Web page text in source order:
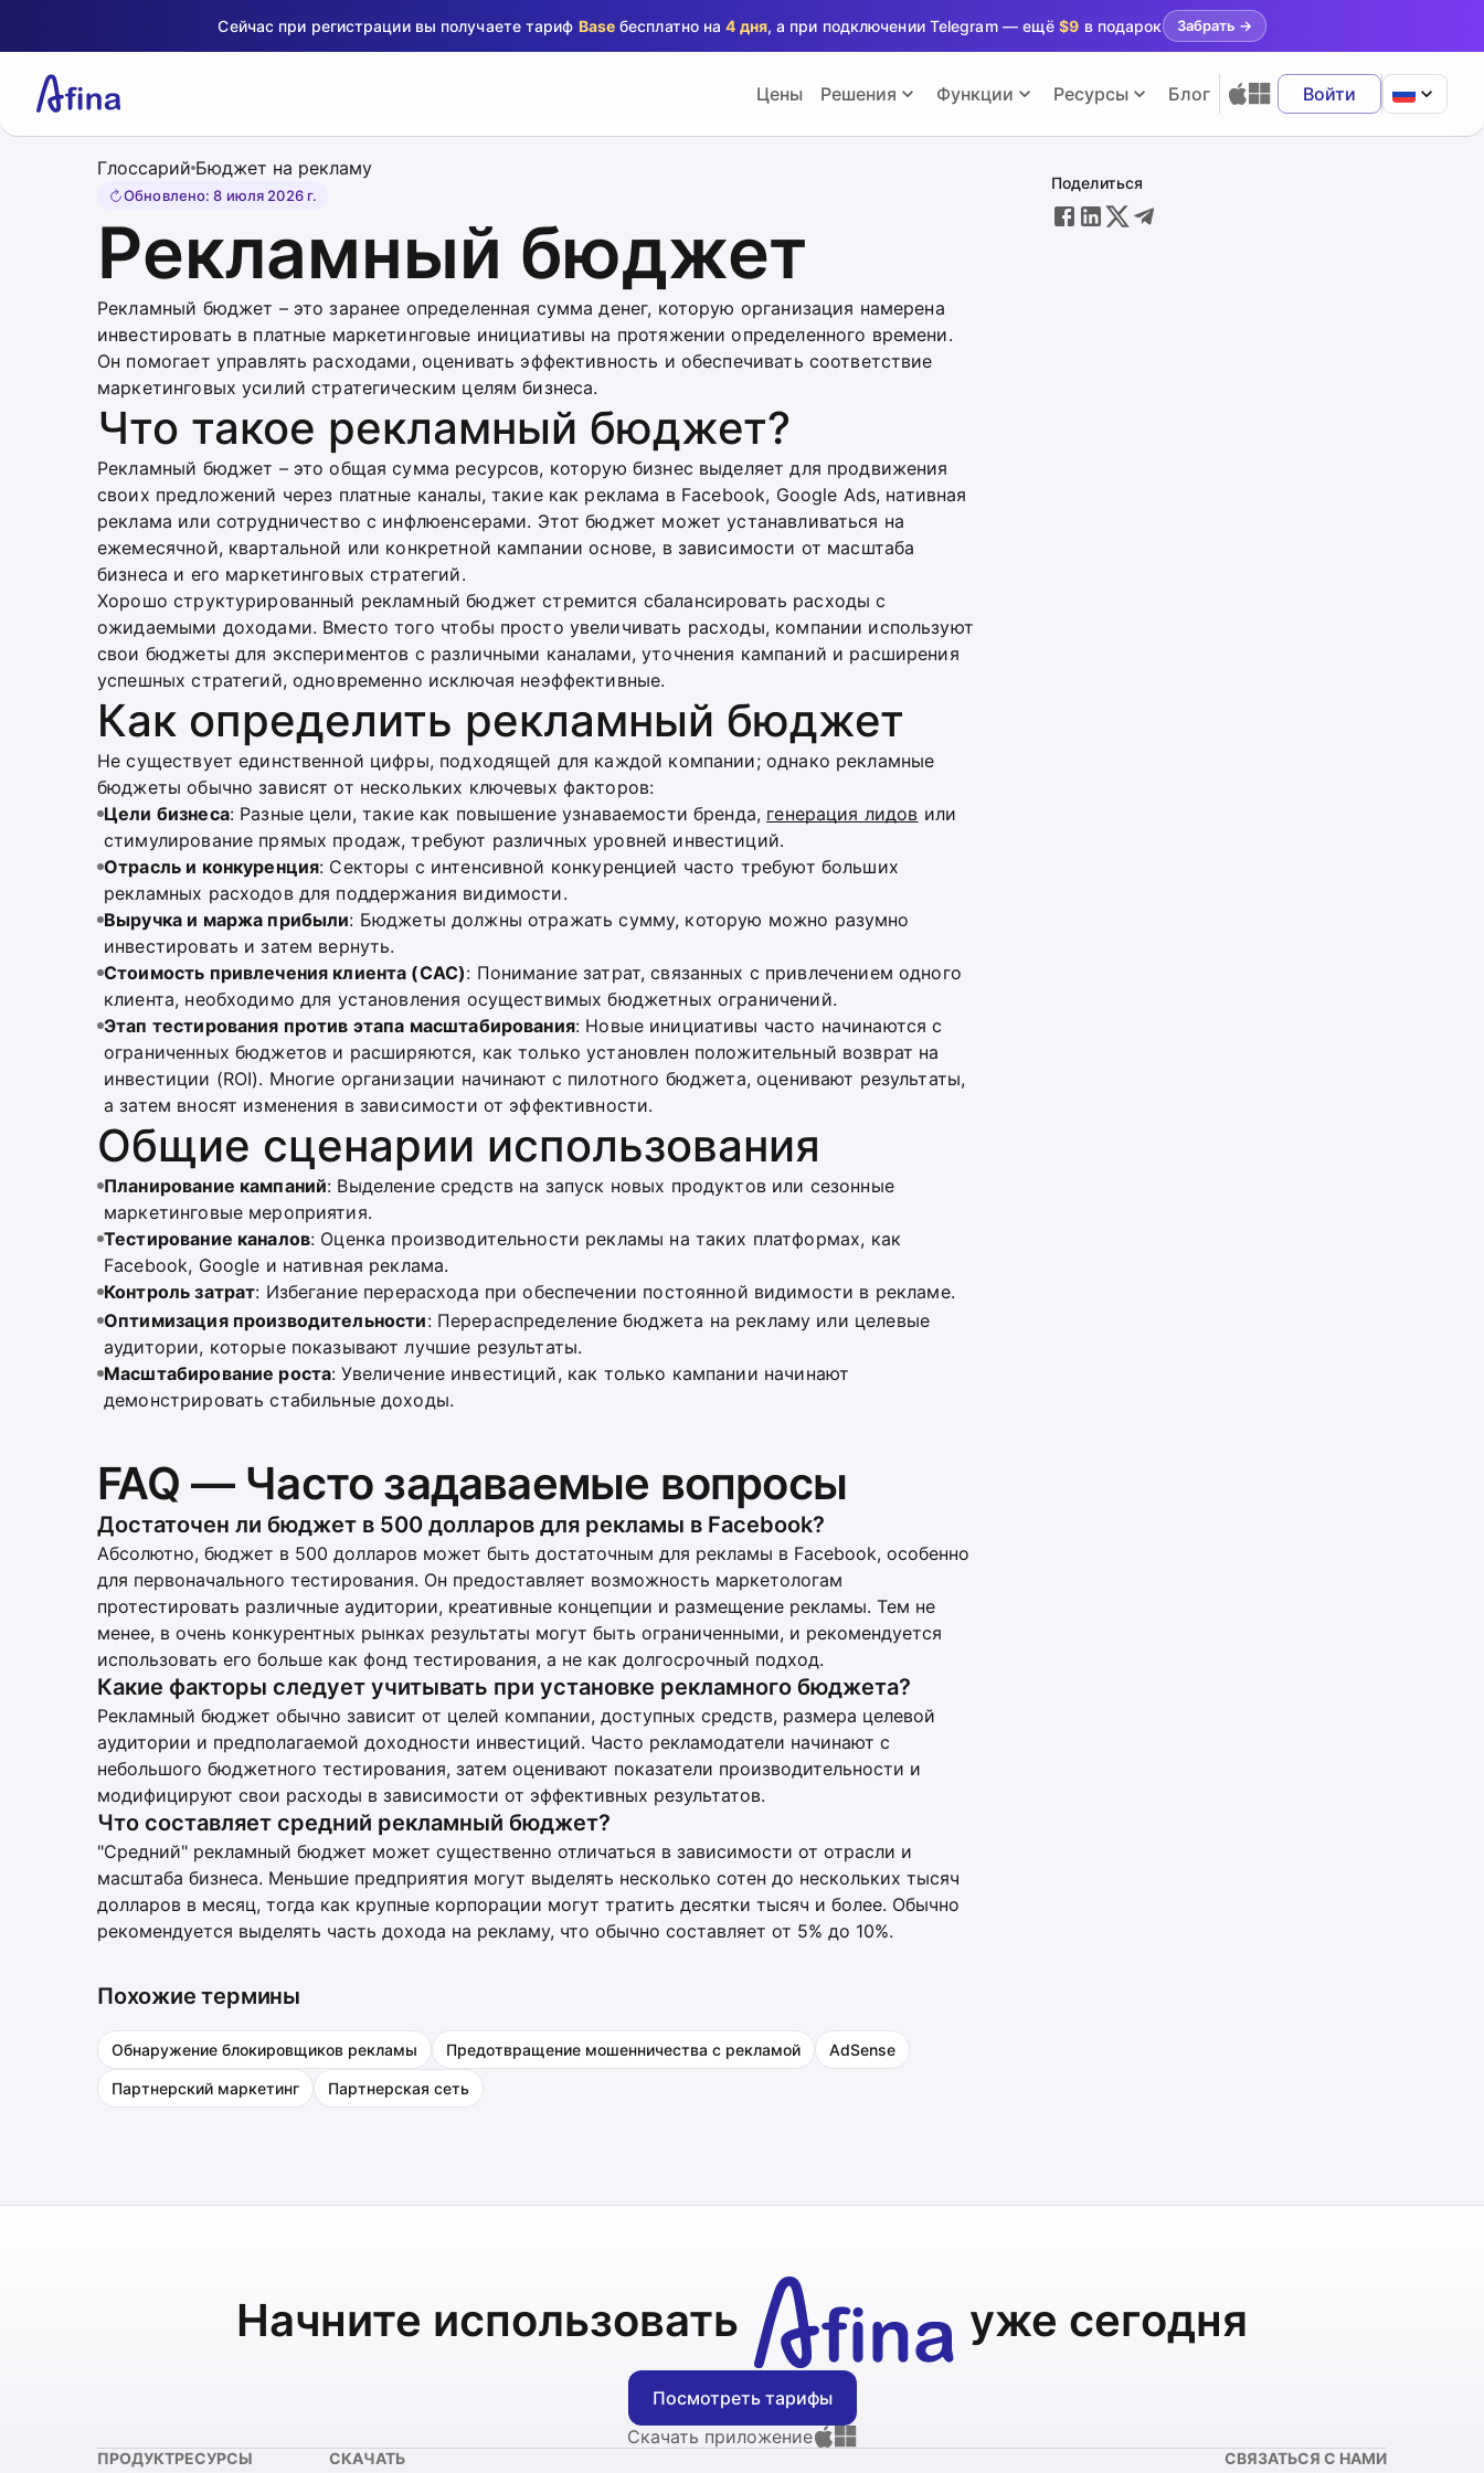
Сейчас при регистрации вы получаете тариф Baseбесплатно на4 дня, а при подключении Telegram — ещё$9 в подарок Забрать →
Цены Решения Функции Ресурсы Блог Войти
Глоссарий Бюджет на рекламу
Обновлено:8 июля 2026 г.
Рекламный бюджет
Рекламный бюджет – это заранее определенная сумма денег, которую организация намерена
инвестировать в платные маркетинговые инициативы на протяжении определенного времени.
Он помогает управлять расходами, оценивать эффективность и обеспечивать соответствие
маркетинговых усилий стратегическим целям бизнеса.
Что такое рекламный бюджет?
Рекламный бюджет – это общая сумма ресурсов, которую бизнес выделяет для продвижения
своих предложений через платные каналы, такие как реклама в Facebook, Google Ads, нативная
реклама или сотрудничество с инфлюенсерами. Этот бюджет может устанавливаться на
ежемесячной, квартальной или конкретной кампании основе, в зависимости от масштаба
бизнеса и его маркетинговых стратегий.
Хорошо структурированный рекламный бюджет стремится сбалансировать расходы с
ожидаемыми доходами. Вместо того чтобы просто увеличивать расходы, компании используют
свои бюджеты для экспериментов с различными каналами, уточнения кампаний и расширения
успешных стратегий, одновременно исключая неэффективные.
Как определить рекламный бюджет
Не существует единственной цифры, подходящей для каждой компании; однако рекламные
бюджеты обычно зависят от нескольких ключевых факторов:
Цели бизнеса: Разные цели, такие как повышение узнаваемости бренда, генерация лидов или
стимулирование прямых продаж, требуют различных уровней инвестиций.
Отрасль и конкуренция: Секторы с интенсивной конкуренцией часто требуют больших
рекламных расходов для поддержания видимости.
Выручка и маржа прибыли: Бюджеты должны отражать сумму, которую можно разумно
инвестировать и затем вернуть.
Стоимость привлечения клиента (CAC): Понимание затрат, связанных с привлечением одного
клиента, необходимо для установления осуществимых бюджетных ограничений.
Этап тестирования против этапа масштабирования: Новые инициативы часто начинаются с
ограниченных бюджетов и расширяются, как только установлен положительный возврат на
инвестиции (ROI). Многие организации начинают с пилотного бюджета, оценивают результаты,
а затем вносят изменения в зависимости от эффективности.
Общие сценарии использования
Планирование кампаний: Выделение средств на запуск новых продуктов или сезонные
маркетинговые мероприятия.
Тестирование каналов: Оценка производительности рекламы на таких платформах, как
Facebook, Google и нативная реклама.
Контроль затрат: Избегание перерасхода при обеспечении постоянной видимости в рекламе.
Оптимизация производительности: Перераспределение бюджета на рекламу или целевые
аудитории, которые показывают лучшие результаты.
Масштабирование роста: Увеличение инвестиций, как только кампании начинают
демонстрировать стабильные доходы.
FAQ — Часто задаваемые вопросы
Достаточен ли бюджет в 500 долларов для рекламы в Facebook?
Абсолютно, бюджет в 500 долларов может быть достаточным для рекламы в Facebook, особенно
для первоначального тестирования. Он предоставляет возможность маркетологам
протестировать различные аудитории, креативные концепции и размещение рекламы. Тем не
менее, в очень конкурентных рынках результаты могут быть ограниченными, и рекомендуется
использовать его больше как фонд тестирования, а не как долгосрочный подход.
Какие факторы следует учитывать при установке рекламного бюджета?
Рекламный бюджет обычно зависит от целей компании, доступных средств, размера целевой
аудитории и предполагаемой доходности инвестиций. Часто рекламодатели начинают с
небольшого бюджетного тестирования, затем оценивают показатели производительности и
модифицируют свои расходы в зависимости от эффективных результатов.
Что составляет средний рекламный бюджет?
"Средний" рекламный бюджет может существенно отличаться в зависимости от отрасли и
масштаба бизнеса. Меньшие предприятия могут выделять несколько сотен до нескольких тысяч
долларов в месяц, тогда как крупные корпорации могут тратить десятки тысяч и более. Обычно
рекомендуется выделять часть дохода на рекламу, что обычно составляет от 5% до 10%.
Похожие термины
Обнаружение блокировщиков рекламы Предотвращение мошенничества с рекламой AdSense
Партнерский маркетинг Партнерская сеть
Поделиться
Начните использовать уже сегодня
Посмотреть тарифы
Скачать приложение
ПРОДУКТРЕСУРСЫ СКАЧАТЬ СВЯЗАТЬСЯ С НАМИ